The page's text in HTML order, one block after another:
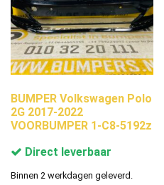
BUMPER Volkswagen Polo
2G 2017-2022
VOORBUMPER 1-C8-5192z
Direct leverbaar
Binnen 2 werkdagen geleverd.